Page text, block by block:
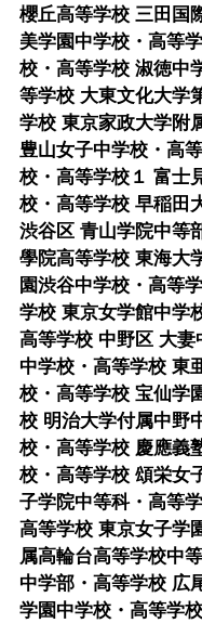
櫻丘高等学校 三田国
美学園中学校・高等
校・高等学校 淑徳中
等学校 大東文化大学
学校 東京家政大学附
豊山女子中学校・高
校・高等学校１ 富士
校・高等学校 早稲田
渋谷区 青山学院中等
學院高等学校 東海大
園渋谷中学校・高等
学校 東京女学館中学
高等学校 中野区 大妻
中学校・高等学校 東
校・高等学校 宝仙学
校 明治大学付属中野
校・高等学校 慶應義
校・高等学校 頌栄女
子学院中等科・高等
高等学校 東京女子学
属高輪台高等学校中
中学部・高等学校 広
学園中学校・高等学